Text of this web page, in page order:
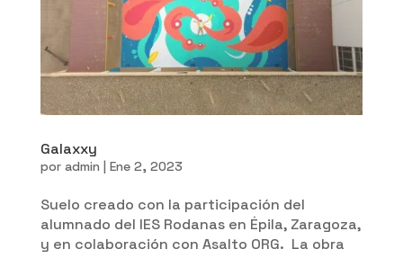
Galaxxy
por admin Ene 2, 2023
Suelo creado con la participación del
alumnado del IES Rodanas en Épila, Zaragoza,
y en colaboración con Asalto ORG. La obra